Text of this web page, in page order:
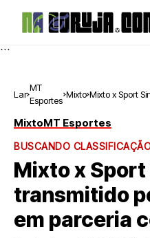
```
Lar
MT
Esportes
Mixto Mixto x Sport
MixtoMT Esportes
BUSCANDO
Mixto x Sport
transmitido
em parceria